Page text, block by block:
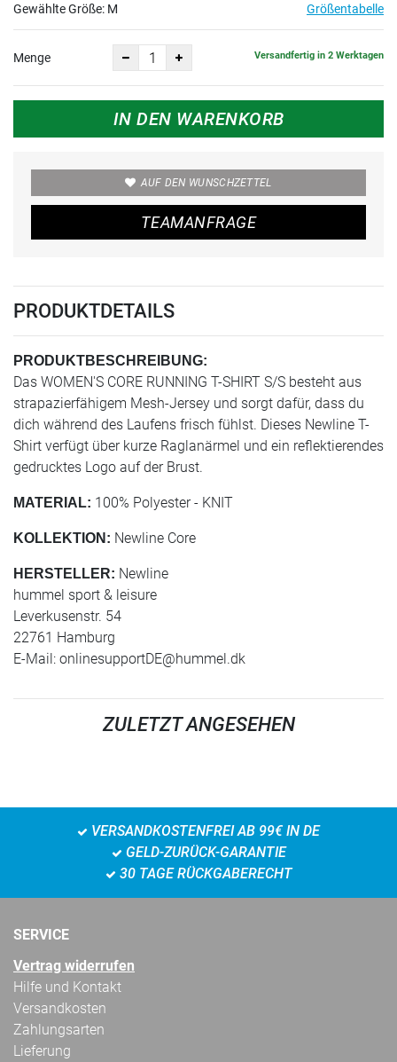
Gewählte Größe: M Größentabelle
Menge Versandfertig in 2 Werktagen
IN DEN WARENKORB
AUF DEN WUNSCHZETTEL
TEAMANFRAGE
PRODUKTDETAILS
PRODUKTBESCHREIBUNG:
Das WOMEN'S CORE RUNNING T-SHIRT S/S besteht aus
strapazierfähigem Mesh-Jersey und sorgt dafür, dass du
dich während des Laufens frisch fühlst. Dieses Newline T-
Shirt verfügt über kurze Raglanärmel und ein reflektierendes
gedrucktes Logo auf der Brust.
MATERIAL: 100% Polyester - KNIT
KOLLEKTION: Newline Core
HERSTELLER: Newline
hummel sport & leisure
Leverkusenstr. 54
22761 Hamburg
E-Mail: onlinesupportDE@hummel.dk
ZULETZT ANGESEHEN
VERSANDKOSTENFREI AB 99€ IN DE
GELD-ZURÜCK-GARANTIE
30 TAGE RÜCKGABERECHT
SERVICE
Vertrag widerrufen
Hilfe und Kontakt
Versandkosten
Zahlungsarten
Lieferung